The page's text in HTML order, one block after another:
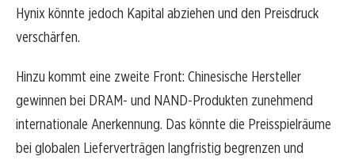
Hynix könnte jedoch Kapital abziehen und den Preisdruck
verschärfen.
Hinzu kommt eine zweite Front: Chinesische Hersteller
gewinnen bei DRAM- und NAND-Produkten zunehmend
internationale Anerkennung. Das könnte die Preisspielräume
bei globalen Lieferverträgen langfristig begrenzen und